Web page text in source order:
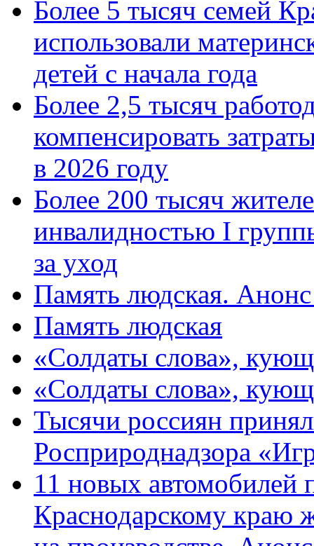
Более 5 тысяч семей
использовали
детей с начала года
Более 2,5 тысяч
компенсировать
в 2026 году
Более 200 тысяч
инвалидностью I
за уход
Память людская.
Память людская
«Солдаты слова»,
«Солдаты слова»,
Тысячи россиян
Росприроднадзора
11 новых автомобилей
Краснодарскому краю